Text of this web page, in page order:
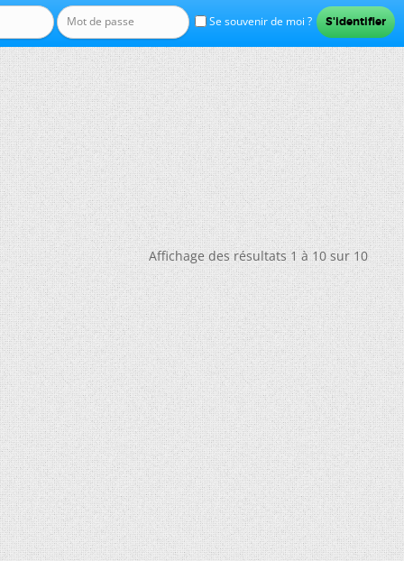
Se souvenir de moi ?
Affichage des résultats 1 à 10 sur 10